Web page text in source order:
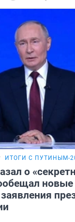
ИТОГИ С ПУТИНЫМ-
о